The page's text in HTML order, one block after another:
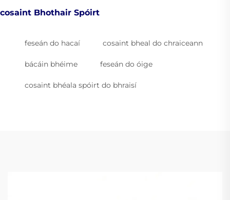
cosaint Bhothair Spóirt
feseán do hacaí cosaint bheal do chraiceann
bácáin bhéime feseán do óige
cosaint bhéala spóirt do bhraisí